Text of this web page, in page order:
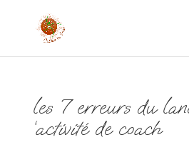
les 7 erreurs du
‘activité de coach